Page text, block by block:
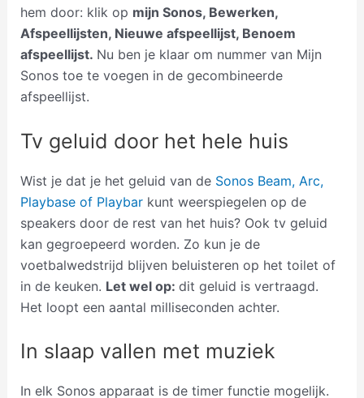
hem door: klik op mijn Sonos, Bewerken,
Afspeellijsten, Nieuwe afspeellijst, Benoem
afspeellijst. Nu ben je klaar om nummer van Mijn
Sonos toe te voegen in de gecombineerde
afspeellijst.
Tv geluid door het hele huis
Wist je dat je het geluid van de Sonos Beam, Arc,
Playbase of Playbarkunt weerspiegelen op de
speakers door de rest van het huis? Ook tv geluid
kan gegroepeerd worden. Zo kun je de
voetbalwedstrijd blijven beluisteren op het toilet of
in de keuken. Let wel op: dit geluid is vertraagd.
Het loopt een aantal milliseconden achter.
In slaap vallen met muziek
In elk Sonos apparaat is de timer functie mogelijk.